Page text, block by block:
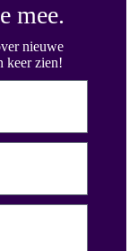
mee.
nieuwe
keer zien!